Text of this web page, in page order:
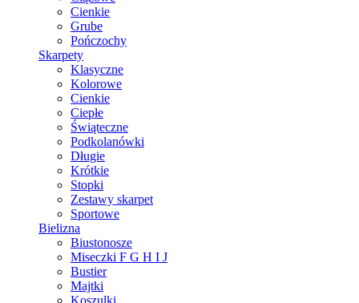
Cienkie
Grube
Pończochy
Skarpety
Klasyczne
Kolorowe
Cienkie
Ciepłe
Świąteczne
Podkolanówki
Długie
Krótkie
Stopki
Zestawy skarpet
Sportowe
Bielizna
Biustonosze
Miseczki F G H I J
Bustier
Majtki
Koszulki